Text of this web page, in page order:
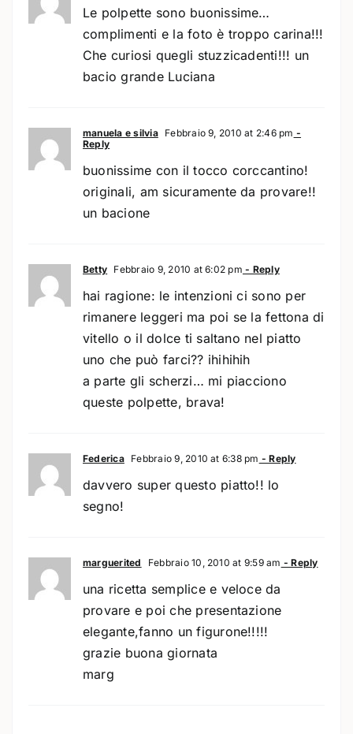
Le polpette sono buonissime…
complimenti e la foto è troppo carina!!!
Che curiosi quegli stuzzicadenti!!! un
bacio grande Luciana
manuela e silvia Febbraio 9, 2010 at 2:46 pm -
Reply
buonissime con il tocco corccantino!
originali, am sicuramente da provare!!
un bacione
Betty Febbraio 9, 2010 at 6:02 pm - Reply
hai ragione: le intenzioni ci sono per
rimanere leggeri ma poi se la fettona di
vitello o il dolce ti saltano nel piatto
uno che può farci?? ihihihih
a parte gli scherzi… mi piacciono
queste polpette, brava!
Federica Febbraio 9, 2010 at 6:38 pm - Reply
davvero super questo piatto!! lo
segno!
marguerited Febbraio 10, 2010 at 9:59 am - Reply
una ricetta semplice e veloce da
provare e poi che presentazione
elegante,fanno un figurone!!!!!
grazie buona giornata
marg